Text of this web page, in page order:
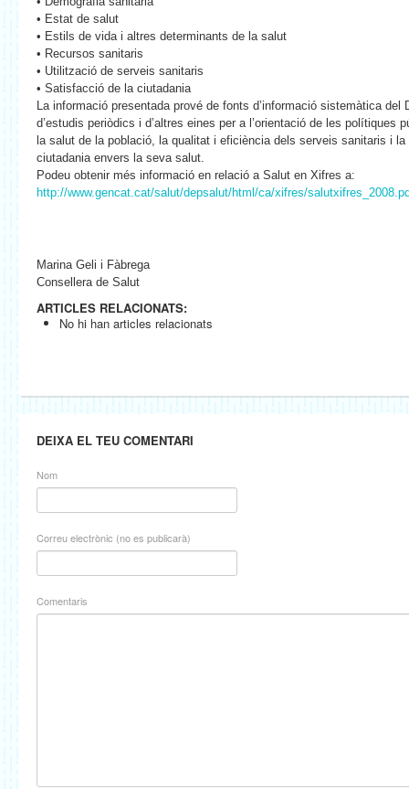
• Estat de salut
• Estils de vida i altres determinants de la salut
• Recursos sanitaris
• Utilització de serveis sanitaris
• Satisfacció de la ciutadania
La informació presentada prové de fonts d’informació sistemàtica del
d’estudis periòdics i d’altres eines per a l’orientació de les polítiques
la salut de la població, la qualitat i eficiència dels serveis sanitaris i
ciutadania envers la seva salut.
Podeu obtenir més informació en relació a Salut en Xifres a:
http://www.gencat.cat/salut/depsalut/html/ca/xifres/
Marina Geli i Fàbrega
Consellera de Salut
ARTICLES RELACIONATS:
No hi han articles relacionats
DEIXA EL TEU COMENTARI
Nom
Correu electrònic (no es publicarà)
Comentaris